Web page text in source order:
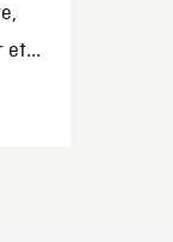
et...